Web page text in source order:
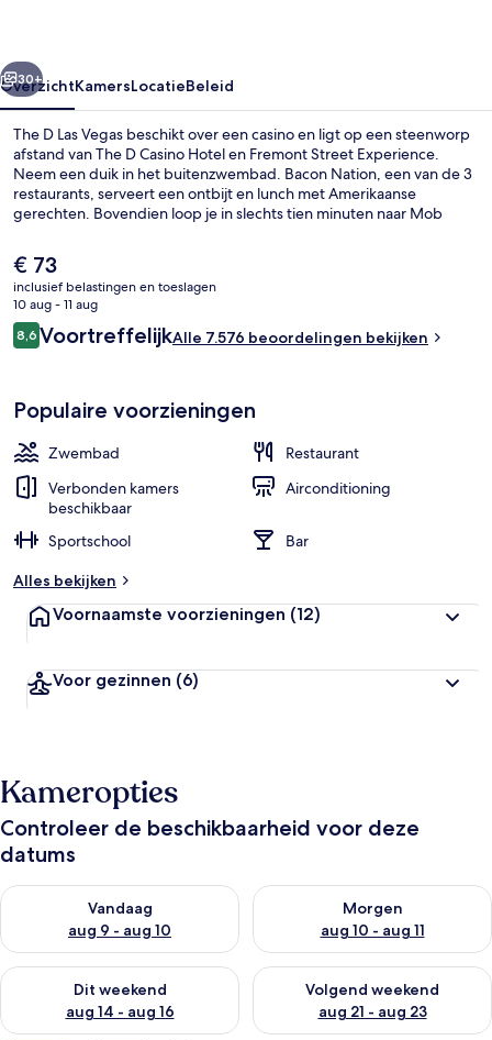
Volgende
30+
OverzichtKamersLocatieBeleid
The D Las Vegas beschikt over een casino en ligt op een steenworp
afstand van The D Casino Hotel en Fremont Street Experience.
Neem een duik in het buitenzwembad. Bacon Nation, een van de 3
restaurants, serveert een ontbijt en lunch met Amerikaanse
gerechten. Bovendien loop je in slechts tien minuten naar Mob
accommodatie aan vanwege het behulpzame personeel en de
centrale ligging.
De
huidige
prijs
is
€ 73
€ 73
inclusief belastingen en toeslagen
10 aug - 11 aug
Beoordelingen
8,68,6 op 10 –
VoortreffelijkAlle 7.576 beoordelingen bekijken
Populaire voorzieningen
Zwembad
Restaurant
Verbonden kamers
beschikbaar
Airconditioning
Sportschool
Bar
Alles bekijken
Voornaamste voorzieningen (12)
Voor gezinnen (6)
Kameropties
Controleer de beschikbaarheid voor deze
datums
Vandaag
aug 9 - aug 10
De beschikbaarheid controleren voor vanavond aug 9 - aug
Morgen
aug 10 - aug 11
De beschikbaarheid
Dit weekend
aug 14 - aug 16
De beschikbaarheid controleren voor dit weekend aug 14 -
Volgend weekend
aug 21 - aug 23
De beschikbaarheid